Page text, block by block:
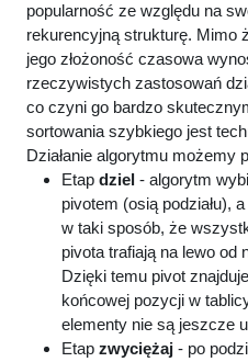
popularność ze względu na
rekurencyjną strukturę. Mimo
jego złożoność czasowa
rzeczywistych zastosowań
co czyni go bardzo
sortowania szybkiego jest
Działanie algorytmu możemy
Etap dziel - algorytm
pivotem (osią podziału),
w taki sposób, że
pivota trafiają na lewo od
Dzięki temu pivot
końcowej pozycji w
elementy nie są jeszcze
Etap zwyciężaj - po